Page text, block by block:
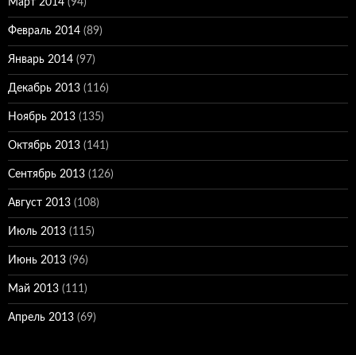
Март 2014 (94)
Февраль 2014 (89)
Январь 2014 (97)
Декабрь 2013 (116)
Ноябрь 2013 (135)
Октябрь 2013 (141)
Сентябрь 2013 (126)
Август 2013 (108)
Июль 2013 (115)
Июнь 2013 (96)
Май 2013 (111)
Апрель 2013 (69)